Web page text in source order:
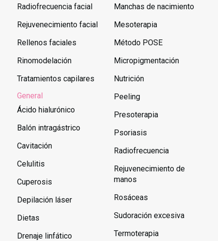
Radiofrecuencia facial
Rejuvenecimiento facial
Rellenos faciales
Rinomodelación
Tratamientos capilares
General
Ácido hialurónico
Balón intragástrico
Cavitación
Celulitis
Cuperosis
Depilación láser
Dietas
Drenaje linfático
Manchas de nacimiento
Mesoterapia
Método POSE
Micropigmentación
Nutrición
Peeling
Presoterapia
Psoriasis
Radiofrecuencia
Rejuvenecimiento de
manos
Rosáceas
Sudoración excesiva
Termoterapia